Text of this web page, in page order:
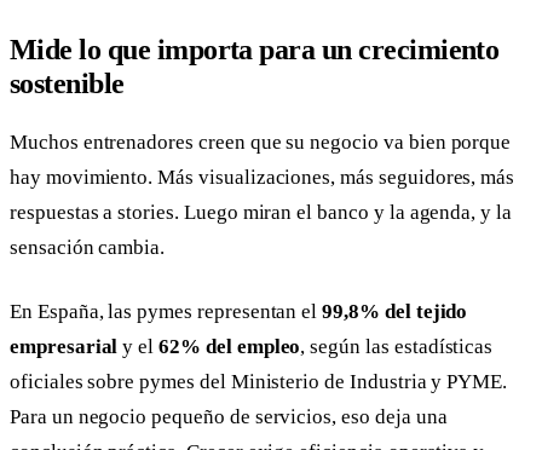
Mide lo que importa para un crecimiento
sostenible
Muchos entrenadores creen que su negocio va bien porque
hay movimiento. Más visualizaciones, más seguidores, más
respuestas a stories. Luego miran el banco y la agenda, y la
sensación cambia.
En España, las pymes representan el99,8% del tejido
empresarial y el62% del empleo, según las estadísticas
oficiales sobre pymes del Ministerio de Industria y PYME.
Para un negocio pequeño de servicios, eso deja una